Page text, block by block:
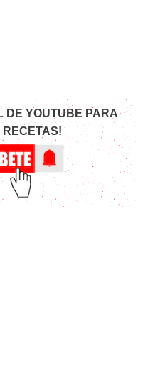
DE YOUTUBE PARA
RECETAS!